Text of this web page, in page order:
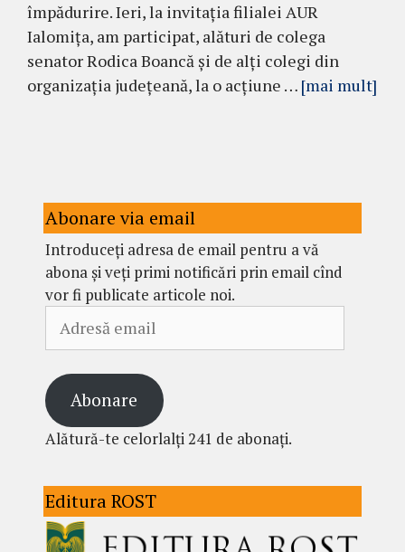
împădurire. Ieri, la invitația filialei AUR
Ialomița, am participat, alături de colega
senator Rodica Boancă și de alți colegi din
organizația județeană, la o acțiune … [mai mult]
Abonare via email
Introduceți adresa de email pentru a vă
abona și veți primi notificări prin email cînd
vor fi publicate articole noi.
email
Abonare
Alătură-te celorlalți 241 de abonați.
Editura ROST